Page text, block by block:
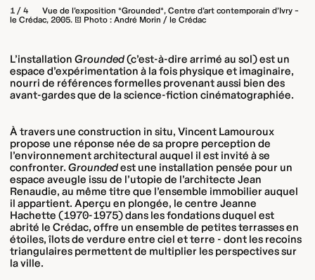
1 / 4
Vue de l’exposition *Grounded*, Centre d’art contemporain d’Ivry –
le Crédac, 2005. © Photo : André Morin / le Crédac
L’installationGrounded(c’est-à-dire arrimé au sol) est un
espace d’expérimentation à la fois physique et imaginaire,
nourri de références formelles provenant aussi bien des
avant-gardes que de la science-fiction cinématographiée.
À travers une construction in situ, Vincent Lamouroux
propose une réponse née de sa propre perception de
l’environnement architectural auquel il est invité à se
confronter.Groundedest une installation pensée pour un
espace aveugle issu de l’utopie de l’architecte Jean
Renaudie, au même titre que l’ensemble immobilier auquel
il appartient. Aperçu en plongée, le centre Jeanne
Hachette (1970-1975) dans les fondations duquel est
abrité le Crédac, offre un ensemble de petites terrasses en
étoiles, îlots de verdure entre ciel et terre - dont les recoins
triangulaires permettent de multiplier les perspectives sur
la ville.